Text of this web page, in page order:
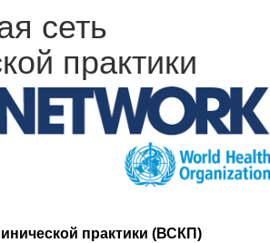
сеть
практики
практики (ВСКП)